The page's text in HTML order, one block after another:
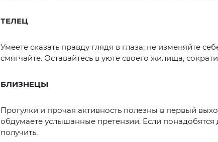
ТЕЛЕЦ
Умеете сказать правду глядя в глаза: не изменяйте
смягчайте. Оставайтесь в уюте своего жилища,
БЛИЗНЕЦЫ
Прогулки и прочая активность полезны в первый
обдумаете услышанные претензии. Если понадобятся
получить.